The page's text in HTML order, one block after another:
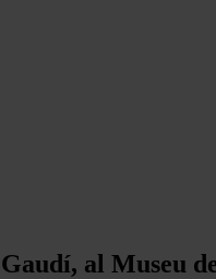
al Museu